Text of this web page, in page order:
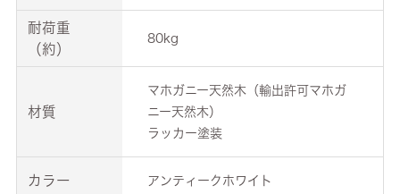
耐荷重
（約）
80kg
材質
マホガニー天然木（輸出許可マホガ
ニー天然木）
ラッカー塗装
カラー アンティークホワイト